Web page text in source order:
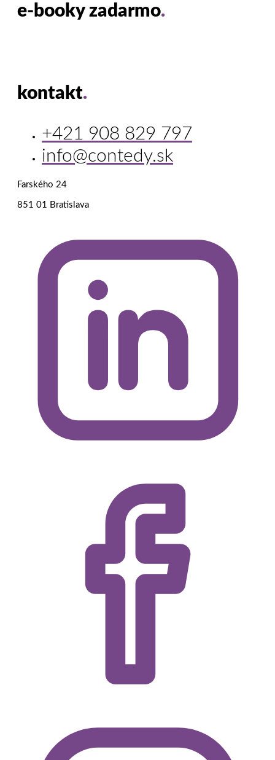
e-booky zadarmo.
kontakt.
+421 908 829 797
info@contedy.sk
Farského 24
851 01 Bratislava